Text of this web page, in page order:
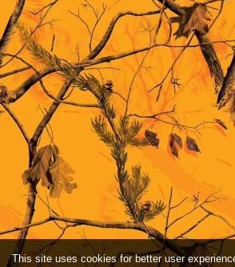
This site uses cookies for better user